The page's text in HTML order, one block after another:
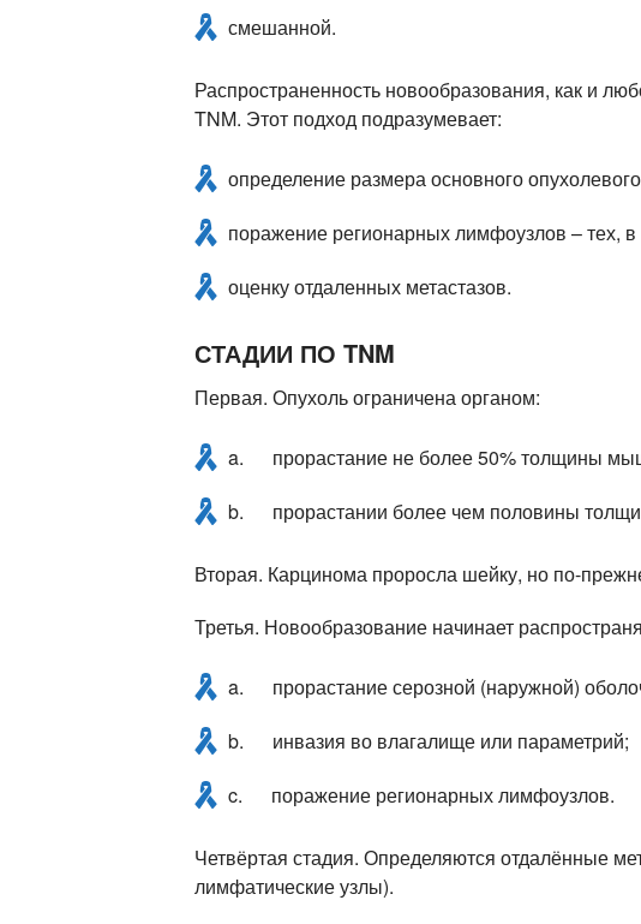
смешанной.
Распространенность новообразования, как и
TNM. Этот подход подразумевает:
определение размера основного
поражение регионарных лимфоузлов – тех,
оценку отдаленных метастазов.
СТАДИИ ПО TNM
Первая. Опухоль ограничена органом:
a. прорастание не более 50% толщины
b. прорастании более чем половины
Вторая. Карцинома проросла шейку, но по-
Третья. Новообразование начинает
a. прорастание серозной (наружной)
b. инвазия во влагалище или параметрий;
c. поражение регионарных лимфоузлов.
Четвёртая стадия. Определяются отдалённые
лимфатические узлы).